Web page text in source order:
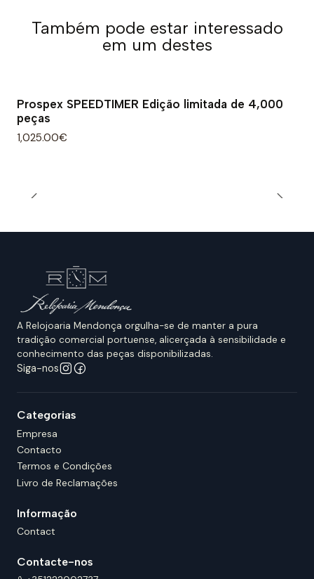
Também pode estar interessado
em um destes
Prospex SPEEDTIMER Edição limitada de 4,000
peças
1,025.00€
A Relojoaria Mendonça orgulha-se de manter a pura
tradição comercial portuense, alicerçada à sensibilidade e
conhecimento das peças disponibilizadas.
Siga-nos
Categorias
Empresa
Contacto
Termos e Condições
Livro de Reclamações
Informação
Contact
Contacte-nos